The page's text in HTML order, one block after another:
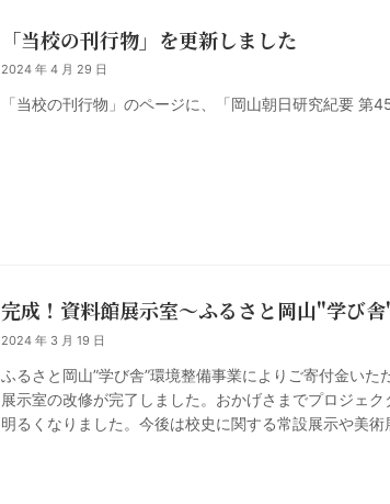
「当校の刊行物」を更新しました
2024 年 4 月 29 日
「当校の刊行物」のページに、「岡山朝日研究紀要 第
完成！資料館展示室〜ふるさと岡山"学び
2024 年 3 月 19 日
ふるさと岡山”学び舎”環境整備事業によりご寄付金い
展示室の改修が完了しました。おかげさまでプロジェ
明るくなりました。今後は校史に関する常設展示や美